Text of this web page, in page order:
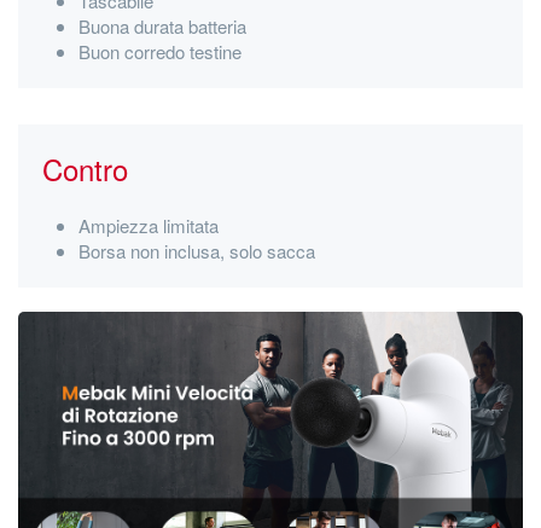
Buona durata batteria
Buon corredo testine
Contro
Ampiezza limitata
Borsa non inclusa, solo sacca